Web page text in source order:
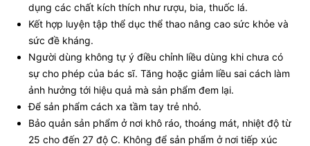
dụng các chất kích thích như rượu, bia, thuốc lá.
Kết hợp luyện tập thể dục thể thao nâng cao sức khỏe và
sức đề kháng.
Người dùng không tự ý điều chỉnh liều dùng khi chưa có
sự cho phép của bác sĩ. Tăng hoặc giảm liều sai cách làm
ảnh hưởng tới hiệu quả mà sản phẩm đem lại.
Để sản phẩm cách xa tầm tay trẻ nhỏ.
Bảo quản sản phẩm ở nơi khô ráo, thoáng mát, nhiệt độ từ
25 cho đến 27 độ C. Không để sản phẩm ở nơi tiếp xúc